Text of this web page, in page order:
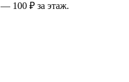
100 ₽ за этаж.